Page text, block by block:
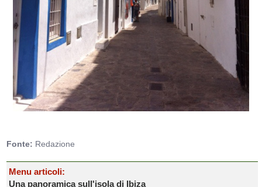
Fonte: Redazione
Menu articoli:
Una panoramica sull'isola di Ibiza